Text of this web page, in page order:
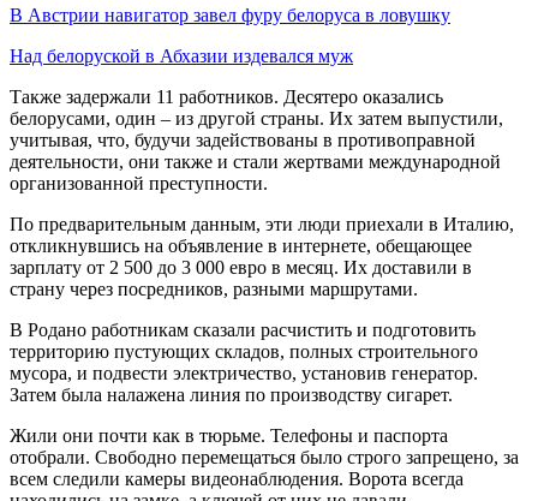
В Австрии навигатор завел фуру белоруса в ловушку
Над белоруской в Абхазии издевался муж
Также задержали 11 работников. Десятеро оказались
белорусами, один – из другой страны. Их затем выпустили,
учитывая, что, будучи задействованы в противоправной
деятельности, они также и стали жертвами международной
организованной преступности.
По предварительным данным, эти люди приехали в Италию,
откликнувшись на объявление в интернете, обещающее
зарплату от 2 500 до 3 000 евро в месяц. Их доставили в
страну через посредников, разными маршрутами.
В Родано работникам сказали расчистить и подготовить
территорию пустующих складов, полных строительного
мусора, и подвести электричество, установив генератор.
Затем была налажена линия по производству сигарет.
Жили они почти как в тюрьме. Телефоны и паспорта
отобрали. Свободно перемещаться было строго запрещено, за
всем следили камеры видеонаблюдения. Ворота всегда